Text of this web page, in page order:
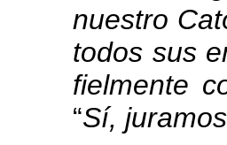
nuestro
todos sus
fielmente
“Sí, juramos